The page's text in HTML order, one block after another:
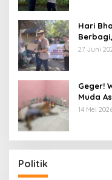
Hari
27 Juni
Geger!
Muda
Kamar
14 Mei
Politik
Jalan Rusak di
Diperbaiki,
Sosial